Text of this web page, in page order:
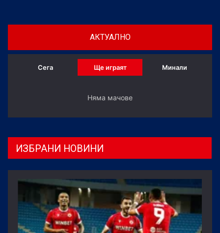
АКТУАЛНО
Сега Ще играят Минали
Няма мачове
ИЗБРАНИ НОВИНИ